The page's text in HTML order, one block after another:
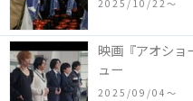
2025/10/22〜
映画『アオショ
ュー
2025/09/04〜